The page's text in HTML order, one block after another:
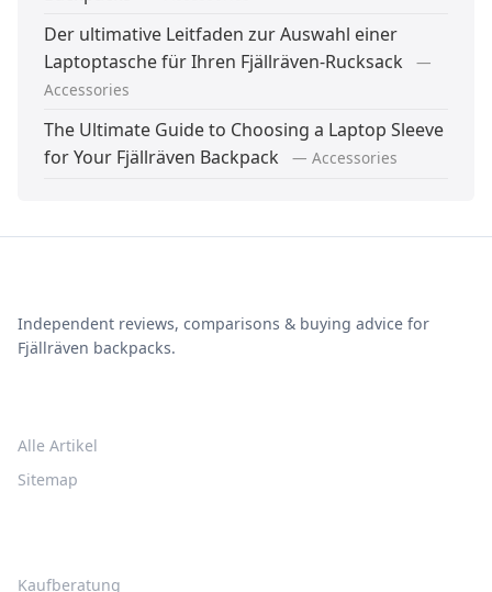
Der ultimative Leitfaden zur Auswahl einer
Laptoptasche für Ihren Fjällräven-Rucksack
—
Accessories
The Ultimate Guide to Choosing a Laptop Sleeve
for Your Fjällräven Backpack
— Accessories
Independent reviews, comparisons & buying advice for
Fjällräven backpacks.
Alle Artikel
Sitemap
Kaufberatung